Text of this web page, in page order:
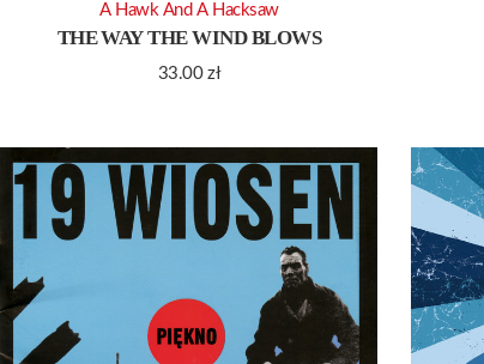
THE WAY THE WIND BLOWS
33.00zł
A Hawk And A Hacksaw